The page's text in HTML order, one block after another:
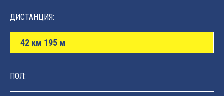
ДИСТАНЦИЯ:
42 км 195 м
ПОЛ: